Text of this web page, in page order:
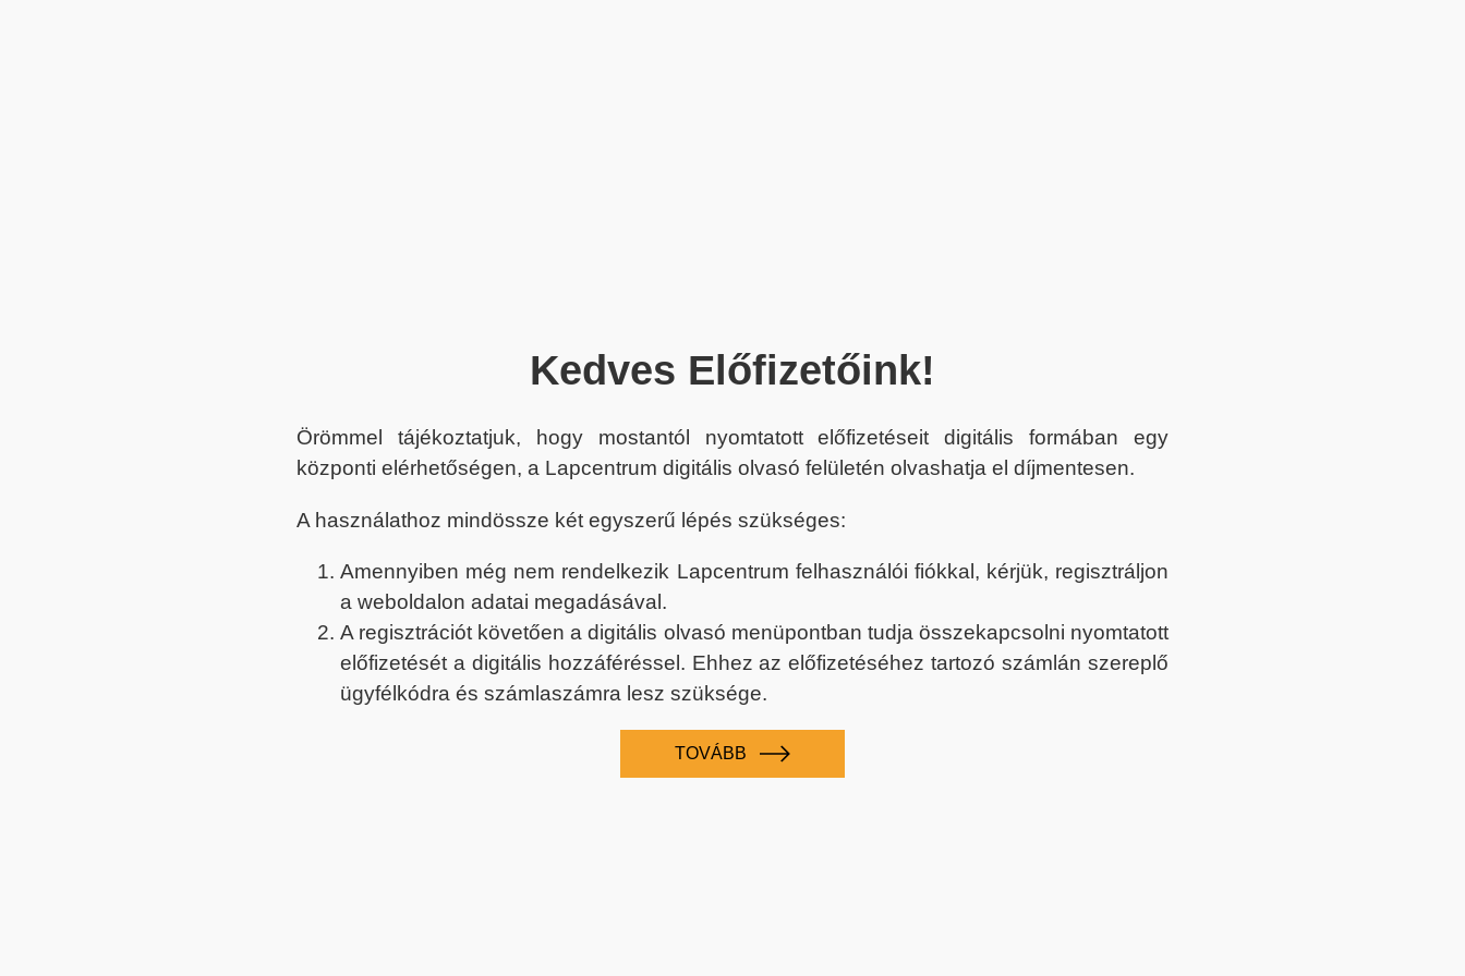
Kedves Előfizetőink!
Örömmel tájékoztatjuk, hogy mostantól nyomtatott előfizetéseit digitális formában egy
központi elérhetőségen, a Lapcentrum digitális olvasó felületén olvashatja el díjmentesen.
A használathoz mindössze két egyszerű lépés szükséges:
Amennyiben még nem rendelkezik Lapcentrum felhasználói fiókkal, kérjük, regisztráljon
a weboldalon adatai megadásával.
A regisztrációt követően a digitális olvasó menüpontban tudja összekapcsolni nyomtatott
előfizetését a digitális hozzáféréssel. Ehhez az előfizetéséhez tartozó számlán szereplő
ügyfélkódra és számlaszámra lesz szüksége.
TOVÁBB